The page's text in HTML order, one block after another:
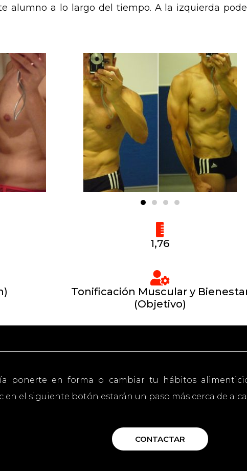
alumno a lo largo del tiempo. A la izquierda
1,76
Tonificación Muscular y
(Objetivo)
ponerte en forma o cambiar tu hábitos
en el siguiente botón estarán un paso más cerca de
CONTACTAR